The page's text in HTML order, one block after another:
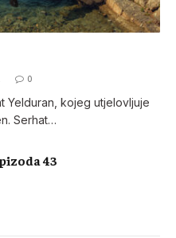
0
Yelduran, kojeg utjelovljuje
Serhat…
43